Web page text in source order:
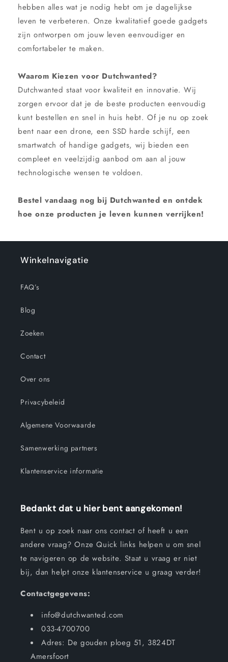
hebben alles wat je nodig hebt om je dagelijkse
leven te verbeteren. Onze kwalitatief goede gadgets
zijn ontworpen om jouw leven eenvoudiger en
comfortabeler te maken.
Waarom Kiezen voor Dutchwanted?
Dutchwanted staat voor kwaliteit en innovatie. Wij
zorgen ervoor dat je de beste producten eenvoudig
kunt bestellen en snel in huis hebt. Of je nu op zoek
bent naar een drone, een SSD harde schijf, een
smartwatch of handige gadgets, wij bieden een
compleet en veelzijdig aanbod om aan al jouw
technologische wensen te voldoen.
Bestel vandaag nog bij Dutchwanted en ontdek
hoe onze producten je leven kunnen verrijken!
Winkelnavigatie
FAQ’s
Blog
Zoeken
Contact
Over ons
Privacybeleid
Algemene Voorwaarde
Samenwerking partners
Klantenservice informatie
Bedankt dat u hier bent aangekomen!
Bent u op zoek naar ons contact of heeft u een
andere vraag? Onze Quick links helpen u om snel
te navigeren op de website. Staat u vraag er niet
bij, dan helpt onze klantenservice u graag verder!
Contactgegevens:
info@dutchwanted.com
033-4700700
Adres: De gouden ploeg 51, 3824DT
Amersfoort